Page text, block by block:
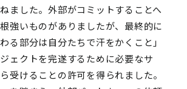
ました。外部がコミットすることへ
強いものがありましたが、最終的に
る部分は自分たちで汗をかくこと」
ェクトを完遂するために必要なサ
受けることの許可を得られました。